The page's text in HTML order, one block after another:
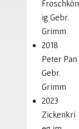
Froschkön
ig Gebr.
Grimm
2018
Peter Pan
Gebr.
Grimm
2023
Zickenkri